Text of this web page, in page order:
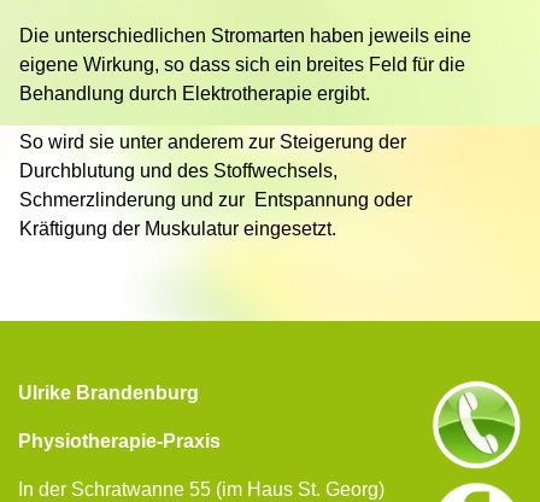
&
Akupressur
Selbstzahler
Angebote
Geschenkgutscheine
Kontakt
Die unterschiedlichen Stromarten haben jeweils eine
eigene Wirkung, so dass sich ein breites Feld für die
Behandlung durch Elektrotherapie ergibt.
So wird sie unter anderem zur Steigerung der
Durchblutung und des Stoffwechsels,
Schmerzlinderung und zur Entspannung oder
Kräftigung der Muskulatur eingesetzt.
Ulrike Brandenburg
Physiotherapie-Praxis
In der Schratwanne 55 (im Haus St. Georg)